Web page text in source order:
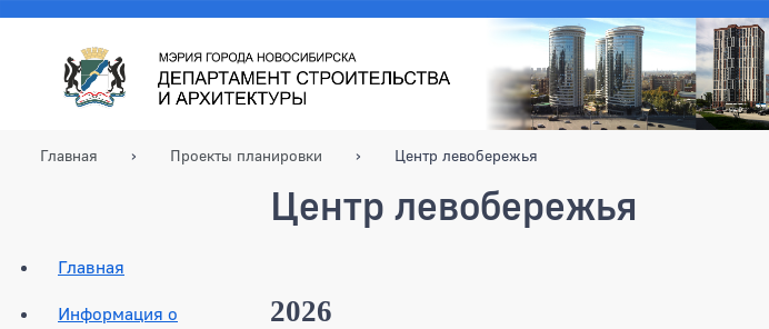
Главная Проекты планировки Центр левобережья
Главная
Информация о
Центр левобережья
2026